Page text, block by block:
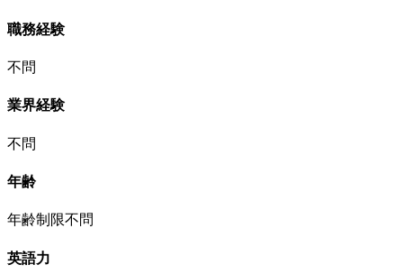
職務経験
不問
業界経験
不問
年齢
年齢制限不問
英語力